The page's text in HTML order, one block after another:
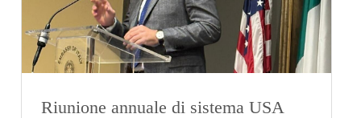
Riunione annuale di sistema USA